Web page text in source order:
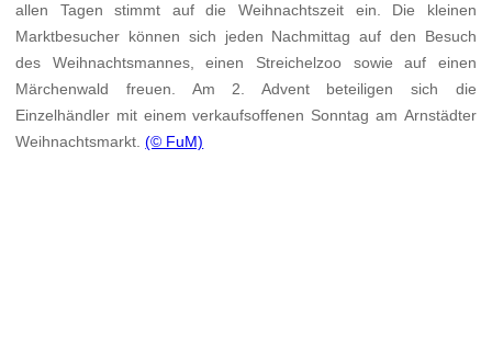
allen Tagen stimmt auf die Weihnachtszeit ein. Die kleinen
Marktbesucher können sich jeden Nachmittag auf den Besuch
des Weihnachtsmannes, einen Streichelzoo sowie auf einen
Märchenwald freuen. Am 2. Advent beteiligen sich die
Einzelhändler mit einem verkaufsoffenen Sonntag am Arnstädter
Weihnachtsmarkt.(© FuM)